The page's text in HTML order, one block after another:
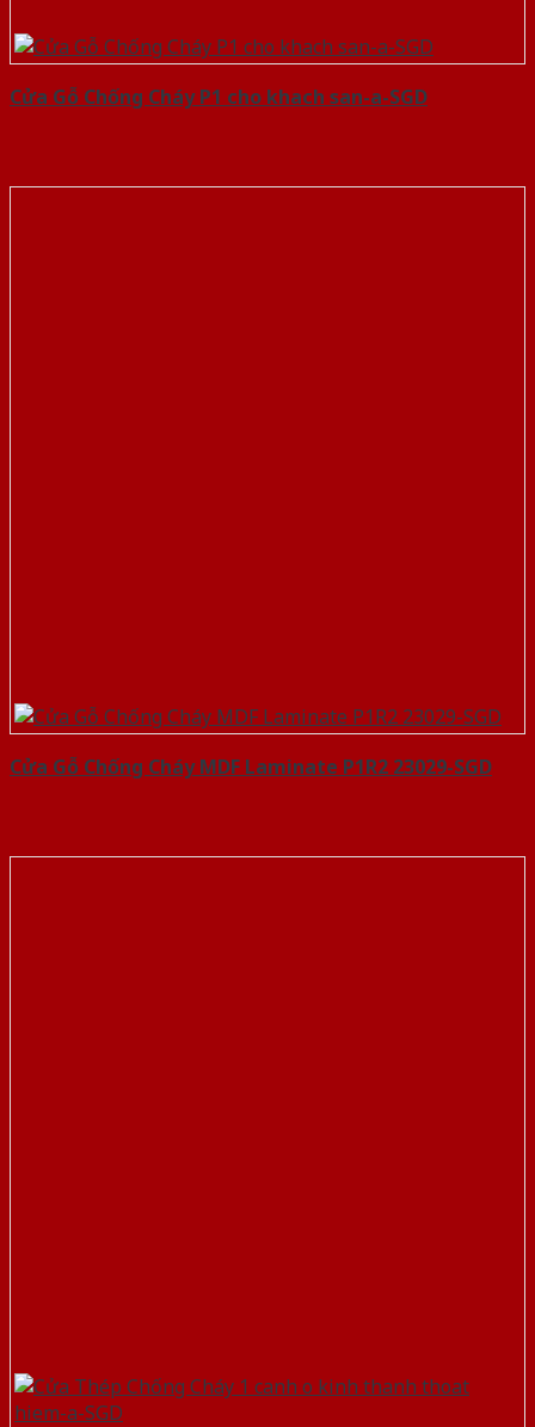
Cửa Gỗ Chống Cháy P1 cho khach san-a-SGD
Cửa Gỗ Chống Cháy MDF Laminate P1R2 23029-SGD